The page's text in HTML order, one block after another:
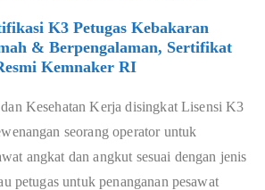
K3 Petugas Kebakaran
& Berpengalaman, Sertifikat
Kemnaker RI
Kesehatan Kerja disingkat Lisensi K3
seorang operator untuk
angkat dan angkut sesuai dengan jenis
petugas untuk penanganan pesawat